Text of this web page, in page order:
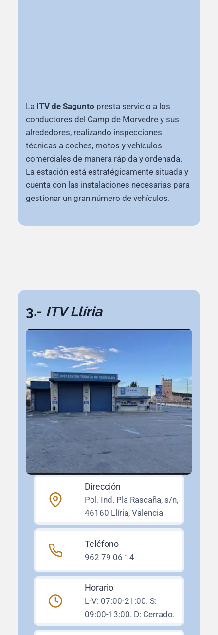
La ITV de Sagunto presta servicio a los
conductores del Camp de Morvedre y sus
alrededores, realizando inspecciones
técnicas a coches, motos y vehículos
comerciales de manera rápida y ordenada.
La estación está estratégicamente situada y
cuenta con las instalaciones necesarias para
gestionar un gran número de vehículos.
3.- ITV Llíria
Dirección
Pol. Ind. Pla Rascaña, s/n,
46160 Llíria, Valencia
Teléfono
962 79 06 14
Horario
L-V: 07:00-21:00. S:
09:00-13:00. D: Cerrado.